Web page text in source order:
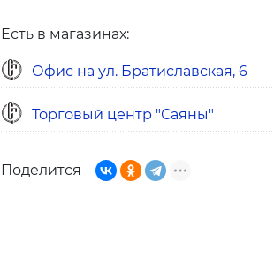
Есть в магазинах:
Офис на ул. Братиславская, 6
Торговый центр "Саяны"
Поделится